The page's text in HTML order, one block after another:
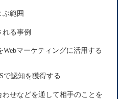
ぶ範囲
れる事例
マーケティングに活用する
で認知を獲得する
せなどを通して相手のことを